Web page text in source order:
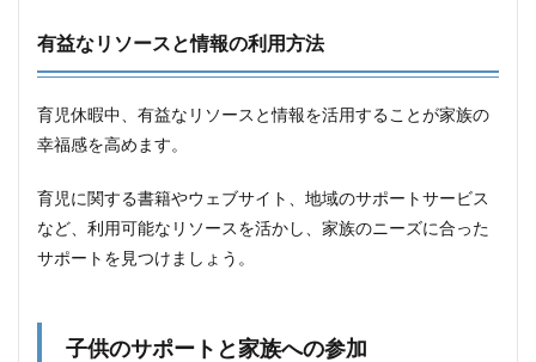
有益なリソースと情報の利用方法
育児休暇中、有益なリソースと情報を活用することが家族の
幸福感を高めます。
育児に関する書籍やウェブサイト、地域のサポートサービス
など、利用可能なリソースを活かし、家族のニーズに合った
サポートを見つけましょう。
子供のサポートと家族への参加